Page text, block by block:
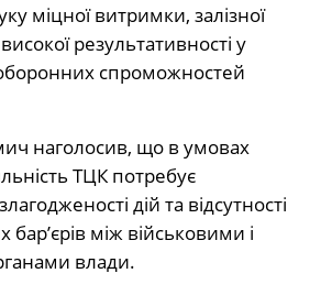
міцної витримки, залізної
результативності у
спроможностей
наголосив, що в умовах
ТЦК потребує
дій та відсутності
між військовими і
влади.